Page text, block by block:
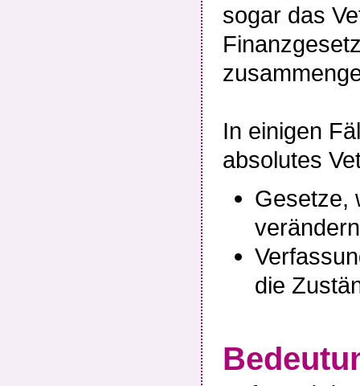
sogar das
In einigen
absolutes
Gesetze,
verändern
die